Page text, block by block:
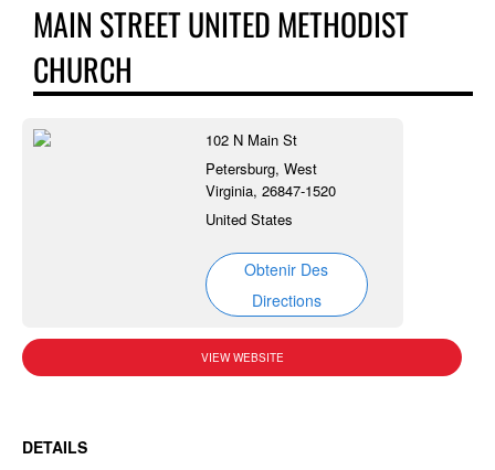
MAIN STREET UNITED METHODIST
CHURCH
102 N Main St
Petersburg, West
Virginia, 26847-1520
United States
Obtenir Des
Directions
VIEW WEBSITE
DETAILS